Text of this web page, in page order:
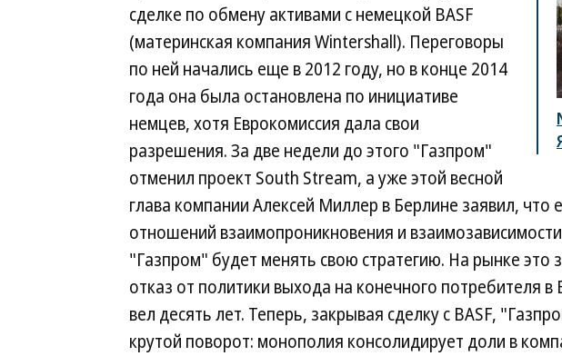
сделке по обмену активами с немецкой BASF
(материнская компания Wintershall). Переговоры
по ней начались еще в 2012 году, но в конце 2014
года она была остановлена по инициативе
немцев, хотя Еврокомиссия дала свои
разрешения. За две недели до этого "Газпром"
отменил проект South Stream, а уже этой весной
глава компании Алексей Миллер в Берлине заявил, что
отношений взаимопроникновения и
"Газпром" будет менять свою стратегию. На рынке это
отказ от политики выхода на конечного потребителя
вел десять лет. Теперь, закрывая сделку с BASF,
крутой поворот: монополия консолидирует доли в